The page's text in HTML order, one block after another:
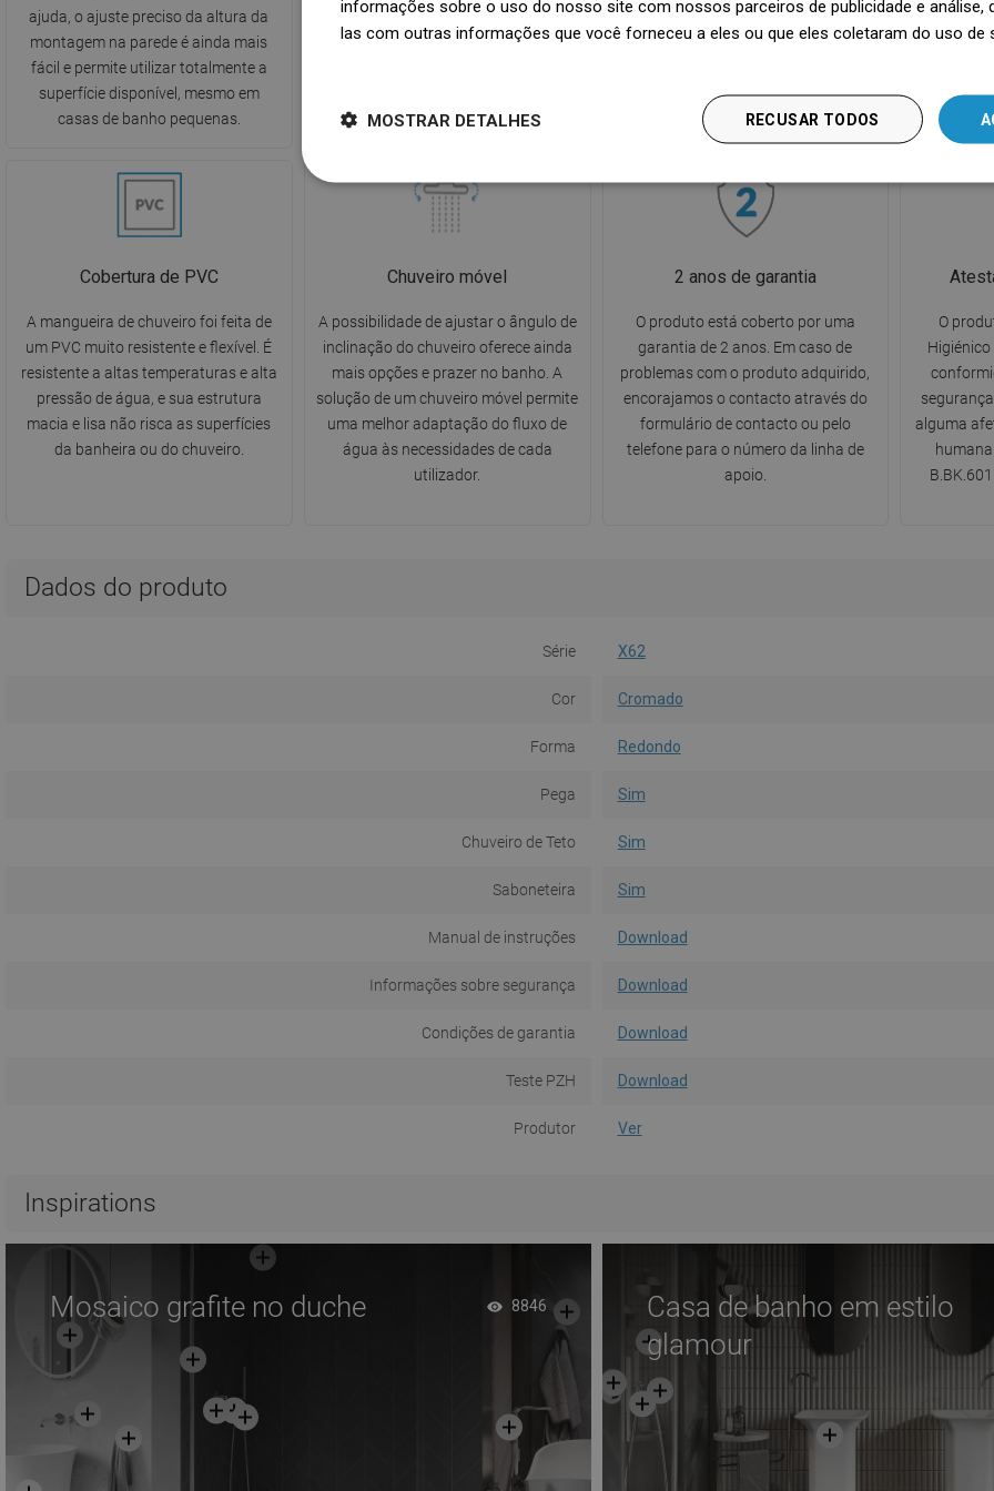
ajuda, o ajuste preciso da altura da
montagem na parede é ainda mais
fácil e permite utilizar totalmente a
superfície disponível, mesmo em
casas de banho pequenas.
uniformemente sobre o corpo.
Proporciona uma sensação suave e
descontração.
envolvendo-o com uma sensação
agradável de hidratação e permitindo
relaxante e tranquilizante para os
sentidos durante o banho diário.
solução
Cobertura de PVC
A mangueira de chuveiro foi feita de
um PVC muito resistente e flexível. É
resistente a altas temperaturas e alta
pressão de água, e sua estrutura
macia e lisa não risca as superfícies
da banheira ou do chuveiro.
Chuveiro móvel
A possibilidade de ajustar o ângulo de
inclinação do chuveiro oferece ainda
mais opções e prazer no banho. A
solução de um chuveiro móvel permite
uma melhor adaptação do fluxo de
água às necessidades de cada
utilizador.
2 anos de garantia
O produto está coberto por uma
garantia de 2 anos. Em caso de
problemas com o produto adquirido,
encorajamos o contacto através do
formulário de contacto ou pelo
telefone para o número da linha de
apoio.
O
alguma
Dados do produto
Série X62
Cor Cromado
Forma Redondo
Pega Sim
Chuveiro de Teto Sim
Saboneteira Sim
Manual de instruções Download
Informações sobre segurança Download
Condições de garantia Download
Teste PZH Download
Produtor Ver
Inspirations
Mosaico grafite no duche 8846
Casa de banho em estilo
glamour
informações sobre o uso do nosso site com nossos parceiros de publicidade e análise,
las com outras informações que você forneceu a eles ou que eles coletaram do uso de
RECUSAR TODOS
MOSTRAR DETALHES